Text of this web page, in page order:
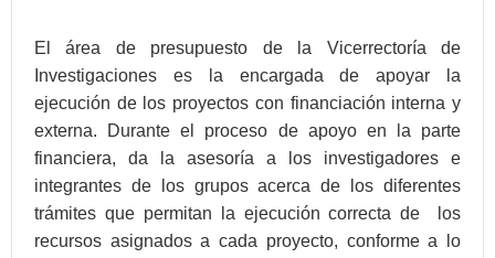
El área de presupuesto de la Vicerrectoría de
Investigaciones es la encargada de apoyar la
ejecución de los proyectos con financiación interna y
externa. Durante el proceso de apoyo en la parte
financiera, da la asesoría a los investigadores e
integrantes de los grupos acerca de los diferentes
trámites que permitan la ejecución correcta de los
recursos asignados a cada proyecto, conforme a lo